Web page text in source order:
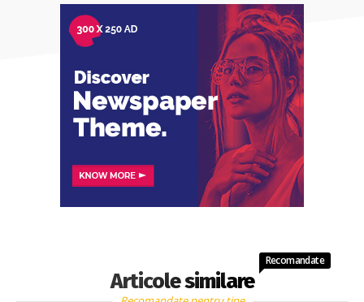
Articole similare
Recomandate